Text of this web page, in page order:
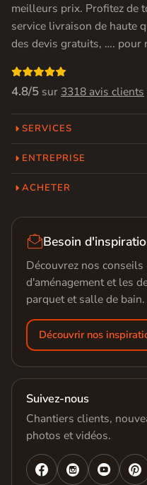
meilleurs prix. Profitez de
service livraison de haute
des devis gratuits, …. pour

4.8/5 sur 3318 avis clients
SERVICES
ENTREPRISE
ACHETER
Besoin
Découvrez nos
d'aménagement et les
parquet et salle de bain.
Découvrir nos
Suivez-nous
Chantiers clients,
photos et vidéos.
   